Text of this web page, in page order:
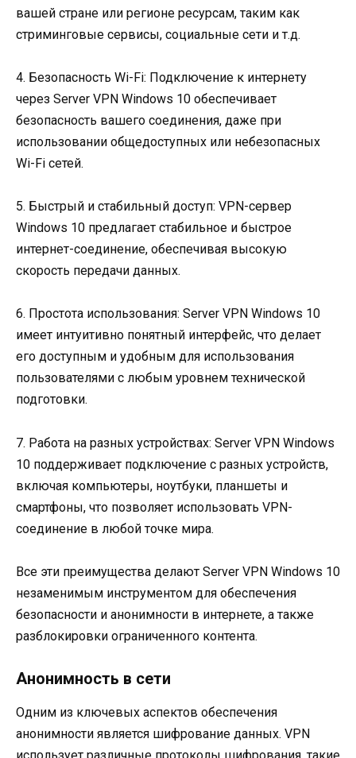
вашей стране или регионе ресурсам, таким как
стриминговые сервисы, социальные сети и т.д.
4. Безопасность Wi-Fi: Подключение к интернету
через Server VPN Windows 10 обеспечивает
безопасность вашего соединения, даже при
использовании общедоступных или небезопасных
Wi-Fi сетей.
5. Быстрый и стабильный доступ: VPN-сервер
Windows 10 предлагает стабильное и быстрое
интернет-соединение, обеспечивая высокую
скорость передачи данных.
6. Простота использования: Server VPN Windows 10
имеет интуитивно понятный интерфейс, что делает
его доступным и удобным для использования
пользователями с любым уровнем технической
подготовки.
7. Работа на разных устройствах: Server VPN Windows
10 поддерживает подключение с разных устройств,
включая компьютеры, ноутбуки, планшеты и
смартфоны, что позволяет использовать VPN-
соединение в любой точке мира.
Все эти преимущества делают Server VPN Windows 10
незаменимым инструментом для обеспечения
безопасности и анонимности в интернете, а также
разблокировки ограниченного контента.
Анонимность в сети
Одним из ключевых аспектов обеспечения
анонимности является шифрование данных. VPN